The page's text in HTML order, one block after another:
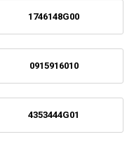
1746148G00
0915916010
4353444G01